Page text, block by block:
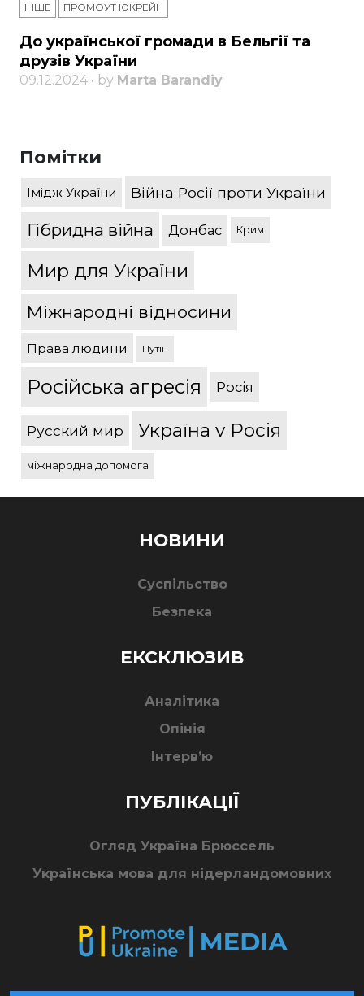
ІНШЕ ПРОМОУТ ЮКРЕЙН
До української громади в Бельгії та
друзів України
09.12.2024 • by Marta Barandiy
Помітки
Імідж України Війна Росії проти України
Гібридна війна Донбас Крим
Мир для України
Міжнародні відносини
Права людини Путін
Російська агресія Росія
Русский мир Україна v Росія
міжнародна допомога
НОВИНИ
Суспільство
Безпека
ЕКСКЛЮЗИВ
Аналітика
Опінія
Інтерв’ю
ПУБЛІКАЦІЇ
Огляд Україна Брюссель
Українська мова для нідерландомовних